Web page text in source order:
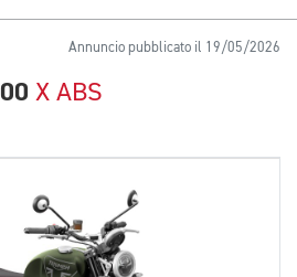
Annuncio pubblicato il 19/05/2026
X ABS